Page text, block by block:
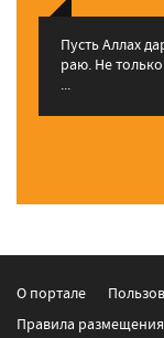
Пусть Аллах
раю. Не
...
О портале
Правила